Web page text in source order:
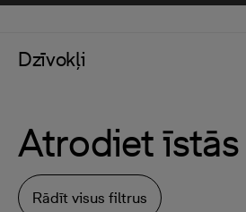
Dzīvokļi
Atrodiet
Rādīt visus filtrus